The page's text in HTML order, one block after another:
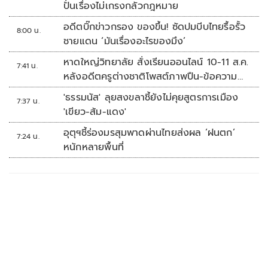
ปั่นเรื่องไม่เกรงกลัวกฎหมาย
8:00 น.
อดีตบิ๊กข่าวกรอง ของขึ้น! ซัดปมบีบไทยรื้อรั้ว
ชายแดน ‘มันเรื่องอะไรของมึง’
7:41 น.
หาดใหญ่วิทยาลัย สั่งเรียนออนไลน์ 10-11 ส.ค.
หลังอดีตครูต่างชาติโพสต์ภาพปืน-ข้อความ
ข่มขู่
7:37 น.
'ธรรมนัส' ลุยสงขลาชี้ยังไม่คุยสูตรการเมือง
'เขียว-ส้ม-แดง'
7:24 น.
อุตุฯชี้ร่องมรสุมพาดผ่านไทยส่งผล ‘ฝนตก’
หนักหลายพื้นที่